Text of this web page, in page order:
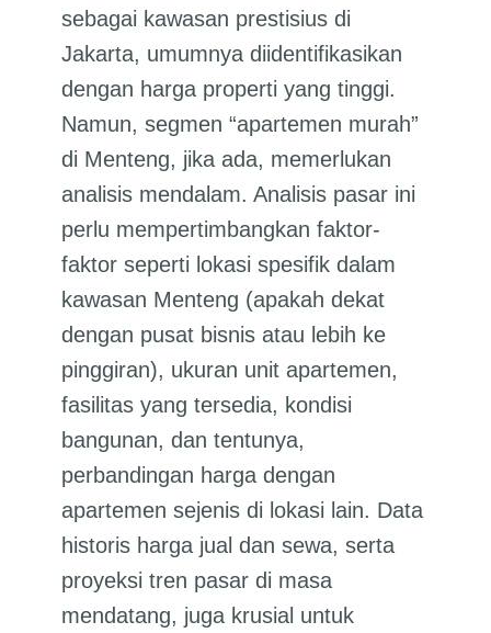
sebagai kawasan prestisius di
Jakarta, umumnya diidentifikasikan
dengan harga properti yang tinggi.
Namun, segmen “apartemen murah”
di Menteng, jika ada, memerlukan
analisis mendalam. Analisis pasar ini
perlu mempertimbangkan faktor-
faktor seperti lokasi spesifik dalam
kawasan Menteng (apakah dekat
dengan pusat bisnis atau lebih ke
pinggiran), ukuran unit apartemen,
fasilitas yang tersedia, kondisi
bangunan, dan tentunya,
perbandingan harga dengan
apartemen sejenis di lokasi lain. Data
historis harga jual dan sewa, serta
proyeksi tren pasar di masa
mendatang, juga krusial untuk